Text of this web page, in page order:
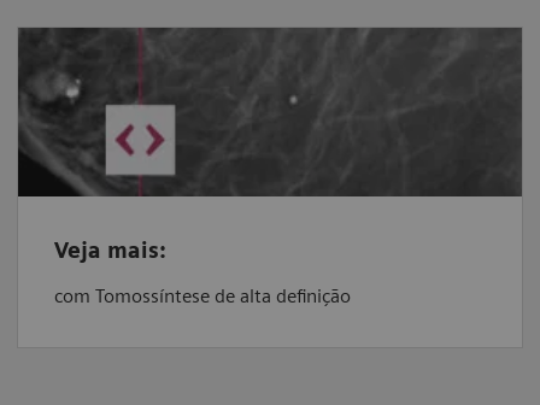
Veja mais:
com Tomossíntese de alta definição